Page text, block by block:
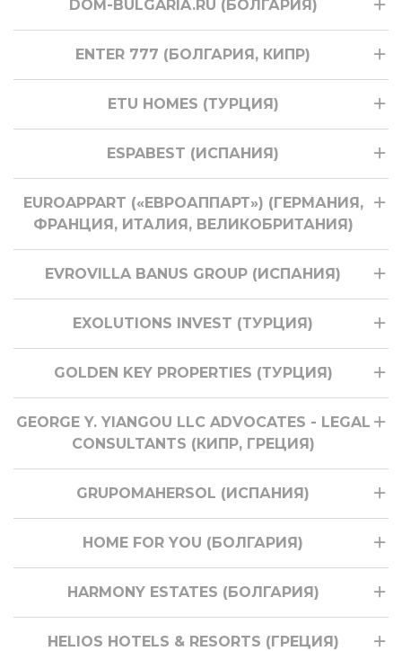
DOM-BULGARIA.RU (БОЛГАРИЯ)
ENTER 777 (БОЛГАРИЯ, КИПР)
ETU HOMES (ТУРЦИЯ)
ESPABEST (ИСПАНИЯ)
EUROAPPART («ЕВРОАППАРТ») (ГЕРМАНИЯ,
ФРАНЦИЯ, ИТАЛИЯ, ВЕЛИКОБРИТАНИЯ)
EVROVILLA BANUS GROUP (ИСПАНИЯ)
EXOLUTIONS INVEST (ТУРЦИЯ)
GOLDEN KEY PROPERTIES (ТУРЦИЯ)
GEORGE Y. YIANGOU LLC ADVOCATES - LEGAL
CONSULTANTS (КИПР, ГРЕЦИЯ)
GRUPOMAHERSOL (ИСПАНИЯ)
HOME FOR YOU (БОЛГАРИЯ)
HARMONY ESTATES (БОЛГАРИЯ)
HELIOS HOTELS & RESORTS (ГРЕЦИЯ)